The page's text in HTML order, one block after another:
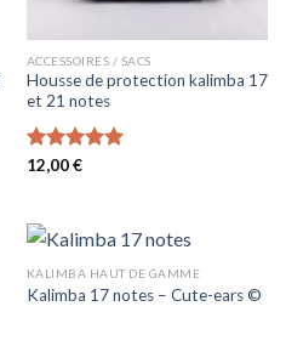
ACCESSOIRES / SACS
Housse de protection kalimba 17
et 21 notes
Note5.00
12,00€
KALIMBA HAUT DE GAMME
Kalimba 17 notes – Cute-ears ©